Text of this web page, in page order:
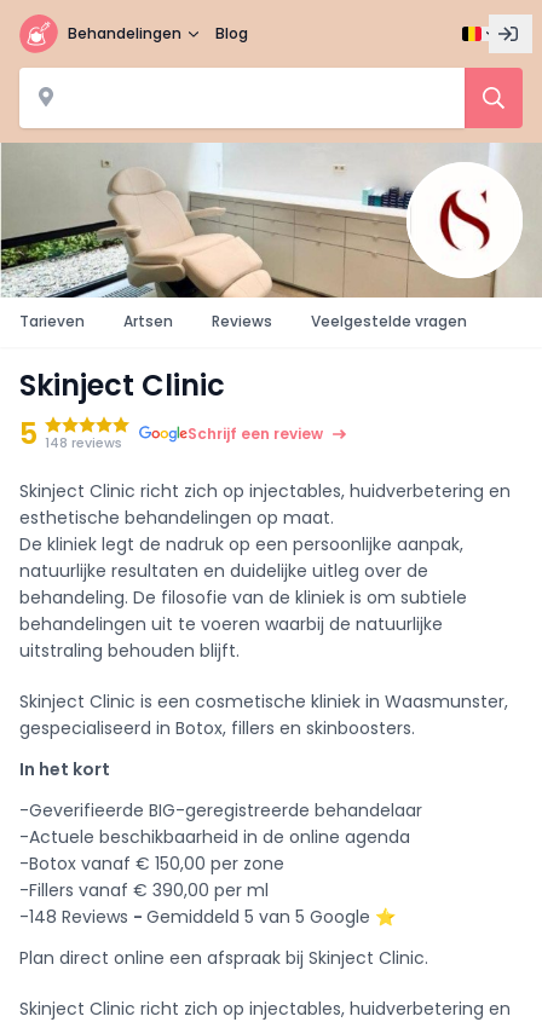
Behandelingen Blog
Tarieven Artsen Reviews Veelgestelde vragen
Skinject Clinic
5 148 reviews Schrijf een review
Skinject Clinic richt zich op injectables, huidverbetering en
esthetische behandelingen op maat.
De kliniek legt de nadruk op een persoonlijke aanpak,
natuurlijke resultaten en duidelijke uitleg over de
behandeling. De filosofie van de kliniek is om subtiele
behandelingen uit te voeren waarbij de natuurlijke
uitstraling behouden blijft.
Skinject Clinic is een cosmetische kliniek in Waasmunster,
gespecialiseerd in Botox, fillers en skinboosters.
In het kort
-Geverifieerde BIG-geregistreerde behandelaar
-Actuele beschikbaarheid in de online agenda
-Botox vanaf € 150,00 per zone
-Fillers vanaf € 390,00 per ml
-148 Reviews - Gemiddeld 5 van 5 Google ⭐️
Plan direct online een afspraak bij Skinject Clinic.
Skinject Clinic richt zich op injectables, huidverbetering en